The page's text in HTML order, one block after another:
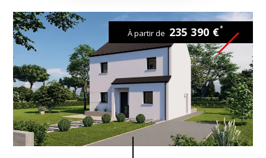
À partir de 235 390 €*